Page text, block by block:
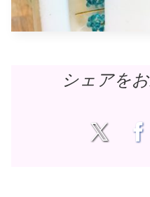
シェアを